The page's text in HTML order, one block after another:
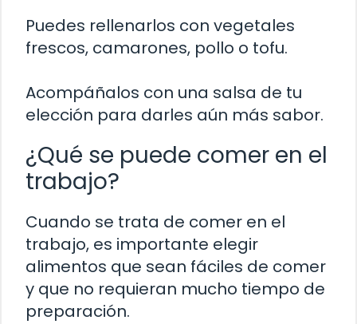
Puedes rellenarlos con vegetales
frescos, camarones, pollo o tofu.
Acompáñalos con una salsa de tu
elección para darles aún más sabor.
¿Qué se puede comer en el
trabajo?
Cuando se trata de comer en el
trabajo, es importante elegir
alimentos que sean fáciles de comer
y que no requieran mucho tiempo de
preparación.